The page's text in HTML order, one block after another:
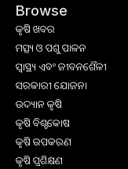
Browse
କୃଷି ଖବର
ମତ୍ସ୍ୟ ଓ ପଶୁ ପାଳନ
ସ୍ୱାସ୍ଥ୍ୟ ଏବଂ ଜୀବନଶୈଳୀ
ସରକାରୀ ଯୋଜନା
ଉଦ୍ୟାନ କୃଷି
କୃଷି ବିଶ୍ବକୋଷ
କୃଷି ଉପକରଣ
କୃଷି ପ୍ରଶିକ୍ଷଣ